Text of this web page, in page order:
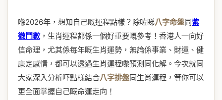
喺2026年，想知自己嘅運程點樣？除咗睇八字命盤同紫
微鬥數，生肖運程都係一個好重要嘅參考！香港人一向好
信命理，尤其係每年嘅生肖運勢，無論係事業、財運、健
康定感情，都可以透過生肖運程嚟預測同化解。今次就同
大家深入分析吓點樣結合八字排盤同生肖運程，等你可以
更全面掌握自己嘅命運走向！